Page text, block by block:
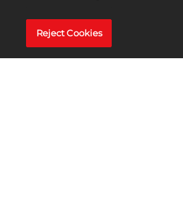
Reject Cookies